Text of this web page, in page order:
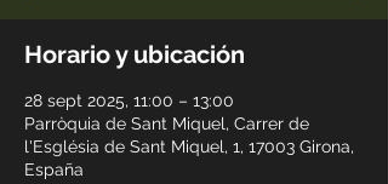
Horario y ubicación
28 sept 2025, 11:00 – 13:00
Parròquia de Sant Miquel, Carrer de
l'Església de Sant Miquel, 1, 17003 Girona,
España